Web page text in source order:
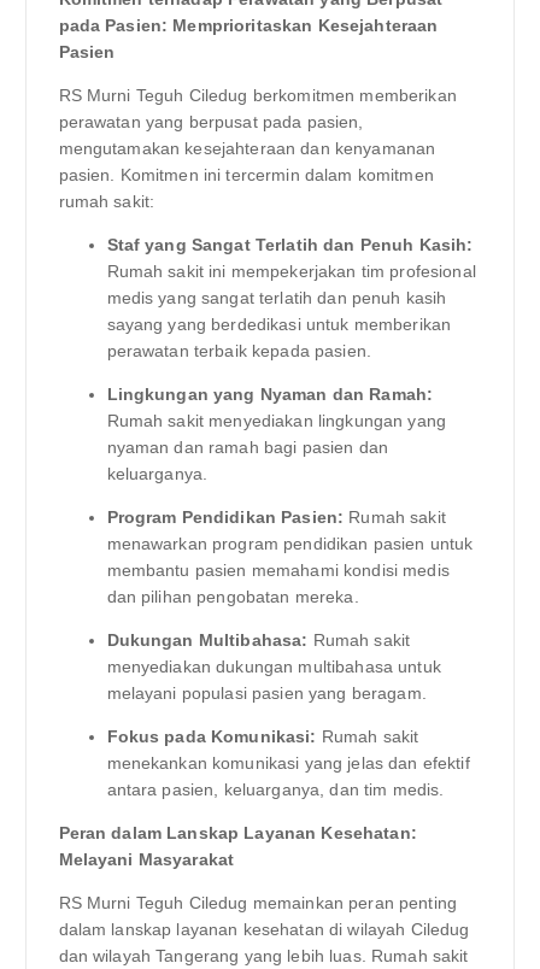
pada Pasien: Memprioritaskan Kesejahteraan
Pasien
RS Murni Teguh Ciledug berkomitmen memberikan
perawatan yang berpusat pada pasien,
mengutamakan kesejahteraan dan kenyamanan
pasien. Komitmen ini tercermin dalam komitmen
rumah sakit:
Staf yang Sangat Terlatih dan Penuh Kasih:
Rumah sakit ini mempekerjakan tim profesional
medis yang sangat terlatih dan penuh kasih
sayang yang berdedikasi untuk memberikan
perawatan terbaik kepada pasien.
Lingkungan yang Nyaman dan Ramah:
Rumah sakit menyediakan lingkungan yang
nyaman dan ramah bagi pasien dan
keluarganya.
Program Pendidikan Pasien: Rumah sakit
menawarkan program pendidikan pasien untuk
membantu pasien memahami kondisi medis
dan pilihan pengobatan mereka.
Dukungan Multibahasa: Rumah sakit
menyediakan dukungan multibahasa untuk
melayani populasi pasien yang beragam.
Fokus pada Komunikasi: Rumah sakit
menekankan komunikasi yang jelas dan efektif
antara pasien, keluarganya, dan tim medis.
Peran dalam Lanskap Layanan Kesehatan:
Melayani Masyarakat
RS Murni Teguh Ciledug memainkan peran penting
dalam lanskap layanan kesehatan di wilayah Ciledug
dan wilayah Tangerang yang lebih luas. Rumah sakit